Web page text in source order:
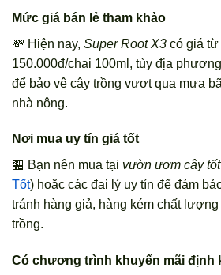
Mức giá bán lẻ tham khảo
💸 Hiện nay, Super Root X3 có giá từ
150.000đ/chai 100ml, tùy địa
để bảo vệ cây trồng vượt qua mưa
nhà nông.
Nơi mua uy tín giá tốt
🏪 Bạn nên mua tại vườn ươm cây tốt
Tốt) hoặc các đại lý uy tín để đảm
tránh hàng giả, hàng kém chất
trồng.
Có chương trình khuyến mãi định